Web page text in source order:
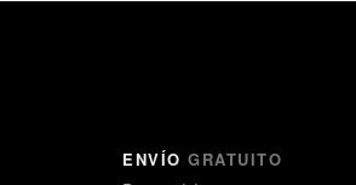
ENVÍO GRATUITO